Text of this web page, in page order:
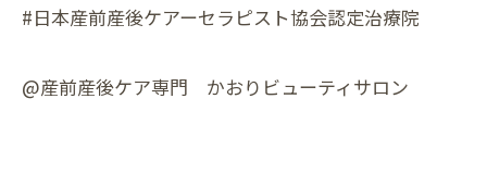
#日本産前産後ケアーセラピスト協会認定治療院
@産前産後ケア専門 かおりビューティサロン